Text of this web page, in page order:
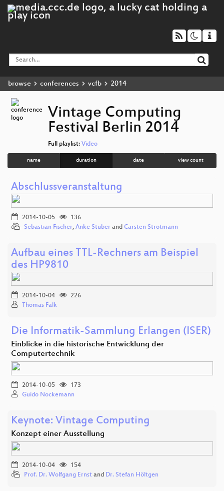
browse conferences vcfb 2014
Vintage Computing
Festival Berlin 2014
Full playlist: Video
name duration date view count
Abschlussveranstaltung
2014-10-05
136
Sebastian Fischer, Anke Stüber and Carsten Strotmann
Aufbau eines TTL-Rechners am Beispiel
des HP9810
2014-10-04
226
Thomas Falk
Die Informatik-Sammlung Erlangen (ISER)
Einblicke in die historische Entwicklung der
Computertechnik
2014-10-05
173
Guido Nockemann
Keynote: Vintage Computing
Konzept einer Ausstellung
2014-10-04
154
Prof. Dr. Wolfgang Ernst and Dr. Stefan Höltgen